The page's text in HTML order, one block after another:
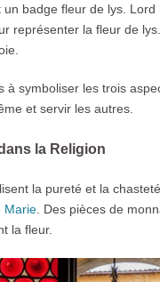
badge fleur de lys.
représenter la fleur de
à symboliser les trois
et servir les autres.
la Religion
la pureté et la
Marie. Des pièces de
la fleur.